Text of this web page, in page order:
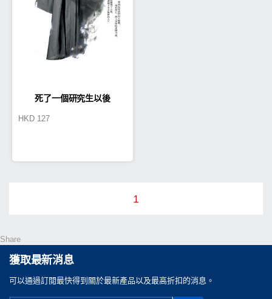
死了一個研究生以後
HKD 127
1
Share
獲取最新消息
可以通過訂閲最快得到關於最新產品以及最高折扣的消息。